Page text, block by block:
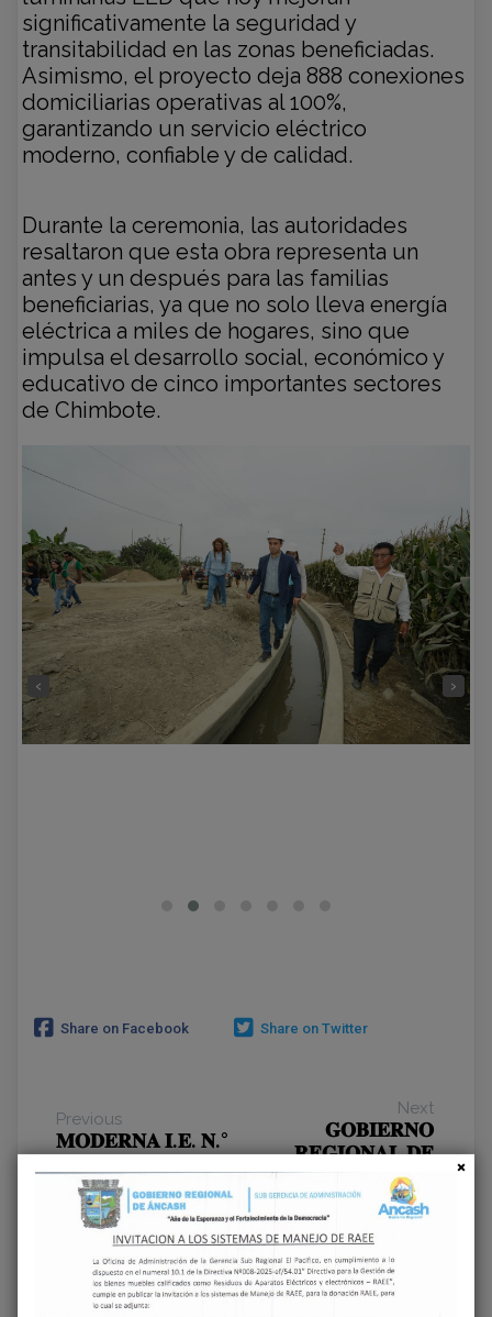
significativamente la seguridad y
transitabilidad en las zonas beneficiadas.
Asimismo, el proyecto deja 888 conexiones
domiciliarias operativas al 100%,
garantizando un servicio eléctrico
moderno, confiable y de calidad.
Durante la ceremonia, las autoridades
resaltaron que esta obra representa un
antes y un después para las familias
beneficiarias, ya que no solo lleva energía
eléctrica a miles de hogares, sino que
impulsa el desarrollo social, económico y
educativo de cinco importantes sectores
de Chimbote.
‹ ›
Share on Facebook Share on Twitter
Previous
𝐌𝐎𝐃𝐄𝐑𝐍𝐀 𝐈.𝐄. 𝐍.°
𝐋𝐀𝐂𝐑𝐀𝐌𝐀𝐑𝐂𝐀
𝐁𝐀𝐉𝐀 𝐐𝐔𝐄𝐃𝐀
𝐋𝐈𝐒𝐓𝐀 𝐏𝐀𝐑𝐀 𝐒𝐔
𝐈𝐍𝐀𝐔𝐆𝐔𝐑𝐀𝐂𝐈𝐎́𝐍 𝐘
𝐓𝐑𝐀𝐍𝐒𝐅𝐎𝐑𝐌𝐀𝐑𝐀́
𝐋𝐀 𝐄𝐃𝐔𝐂𝐀𝐂𝐈𝐎́𝐍 𝐄𝐍
Next
𝐆𝐎𝐁𝐈𝐄𝐑𝐍𝐎
𝐑𝐄𝐆𝐈𝐎𝐍𝐀𝐋 𝐃𝐄
𝐀́𝐍𝐂𝐀𝐒𝐇
𝐈𝐍𝐀𝐔𝐆𝐔𝐑𝐀
𝐂𝐔𝐀𝐓𝐑𝐎 𝐂𝐀𝐍𝐀𝐋𝐄𝐒
𝐃𝐄 𝐑𝐈𝐄𝐆𝐎 𝐘
𝐅𝐎𝐑𝐓𝐀𝐋𝐄𝐂𝐄 𝐄𝐋
𝐃𝐄𝐒𝐀𝐑𝐑𝐎𝐋𝐋𝐎